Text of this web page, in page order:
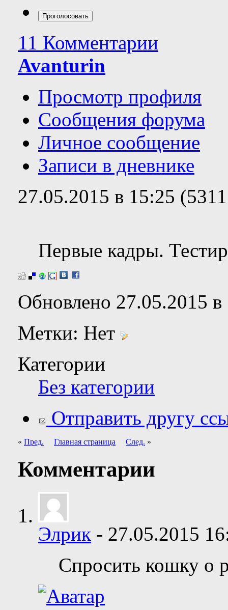
11 Комментарии
Avanturin
Просмотр профиля
Сообщения форума
Личное сообщение
Записи в дневнике
27.05.2015 в 15:25
Первые кадры.
Обновлено 27.05.2015 в
Метки: Нет
Категории
Без категории
Отправить другу
« Пред. Главная страница След. »
Комментарии
Элрик - 27.05.2015
Спросить кошку о